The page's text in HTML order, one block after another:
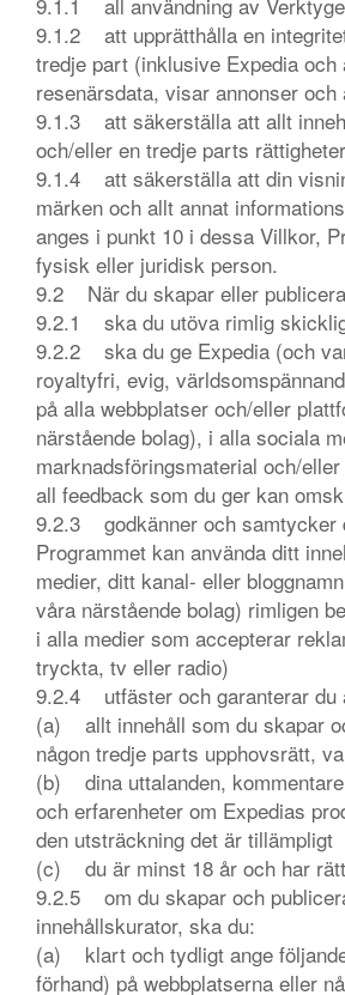
9.1.2 att upprätthålla en
tredje part (inklusive Expedia
resenärsdata, visar annonser
9.1.3 att säkerställa att allt
och/eller en tredje parts
9.1.4 att säkerställa att din
märken och allt annat
anges i punkt 10 i dessa Villkor,
fysisk eller juridisk person.
9.2 När du skapar eller
9.2.1 ska du utöva rimlig
9.2.2 ska du ge Expedia (och
royaltyfri, evig,
på alla webbplatser och/eller
närstående bolag), i alla sociala
marknadsföringsmaterial och/
all feedback som du ger kan
9.2.3 godkänner och samtycker
Programmet kan använda ditt
medier, ditt kanal- eller
våra närstående bolag) rimligen
i alla medier som accepterar
tryckta, tv eller radio)
9.2.4 utfäster och garanterar du
(a) allt innehåll som du skapar
någon tredje parts upphovsrätt,
(b) dina uttalanden,
och erfarenheter om Expedias
den utsträckning det är tillämpligt
(c) du är minst 18 år och har
9.2.5 om du skapar och
innehållskurator, ska du:
(a) klart och tydligt ange
förhand) på webbplatserna eller